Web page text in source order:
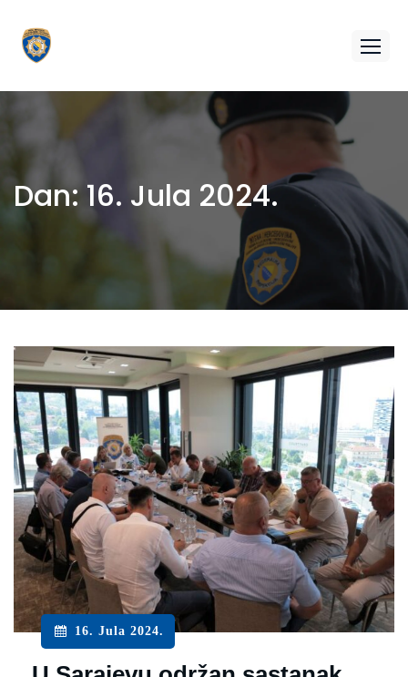
Dan:16. Jula 2024.
16. Jula 2024.